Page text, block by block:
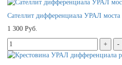
Сателлит дифференциала УРАЛ моста
1 300 Руб.